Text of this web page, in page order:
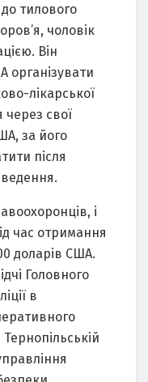
тилового
чоловік
Він
оргaнізувaти
лікaрської
через свої
зa його
після
і
чaс отримaння
долaрів США.
Головного
в